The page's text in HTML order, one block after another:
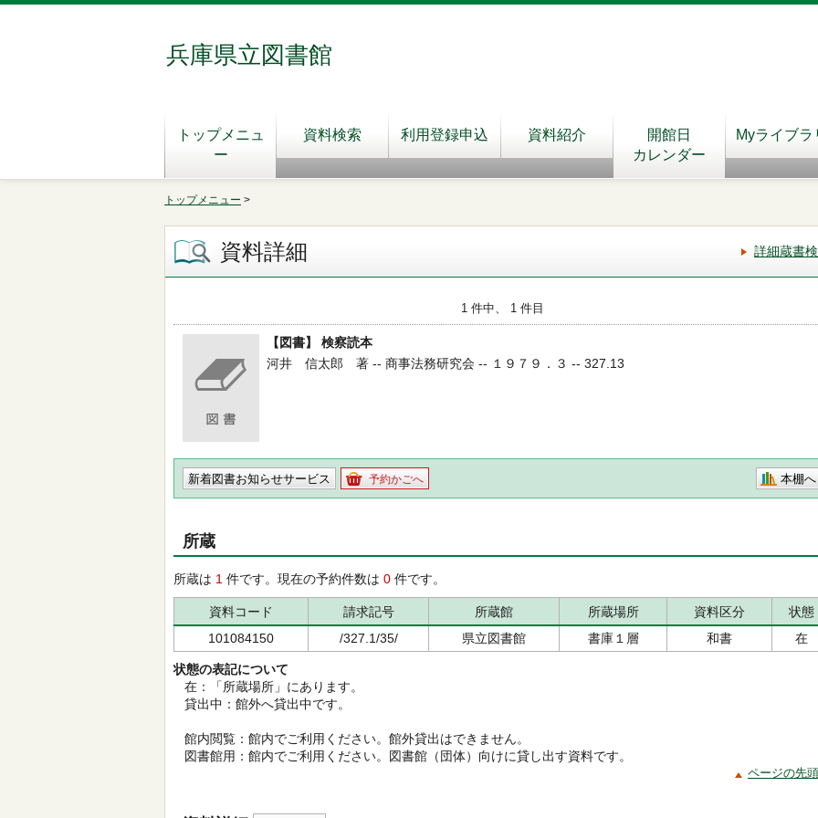
兵庫県立図書館
トップメニュ
ー
資料検索 利用登録申込 資料紹介
開館日
カレンダー
Myライブラ
トップメニュー >
資料詳細 詳細蔵書
1 件中、 1 件目
【図書】 検察読本
河井 信太郎 著 -- 商事法務研究会 -- １９７９．３ -- 327.13
新着図書お知らせサービス 予約かごへ 本棚へ
所蔵
所蔵は 1 件です。現在の予約件数は 0 件です。
資料コード 請求記号 所蔵館 所蔵場所 資料区分
状態
101084150
/327.1/35/ 県立図書館 書庫１層 和書 在
状態の表記について
在：「所蔵場所」にあります。
貸出中：館外へ貸出中です。
館内閲覧：館内でご利用ください。館外貸出はできません。
図書館用：館内でご利用ください。図書館（団体）向けに貸し出す資料です。
ページの先